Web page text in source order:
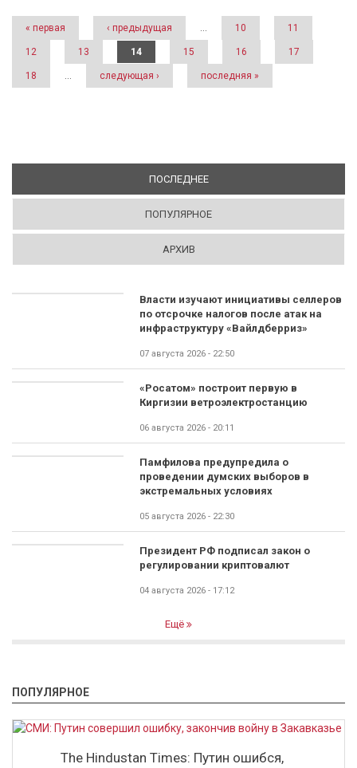
Страницы
« первая ‹ предыдущая … 10 11
12 13 14 15 16 17
18 … следующая › последняя »
ПОСЛЕДНЕЕ(АКТИВНАЯ ВКЛАДКА)
ПОПУЛЯРНОЕ
АРХИВ
Власти изучают инициативы селлеров
по отсрочке налогов после атак на
инфраструктуру «Вайлдберриз»
07 августа 2026 - 22:50
«Росатом» построит первую в
Киргизии ветроэлектростанцию
06 августа 2026 - 20:11
Памфилова предупредила о
проведении думских выборов в
экстремальных условиях
05 августа 2026 - 22:30
Президент РФ подписал закон о
регулировании криптовалют
04 августа 2026 - 17:12
Ещё
ПОПУЛЯРНОЕ
The Hindustan Times: Путин ошибся,